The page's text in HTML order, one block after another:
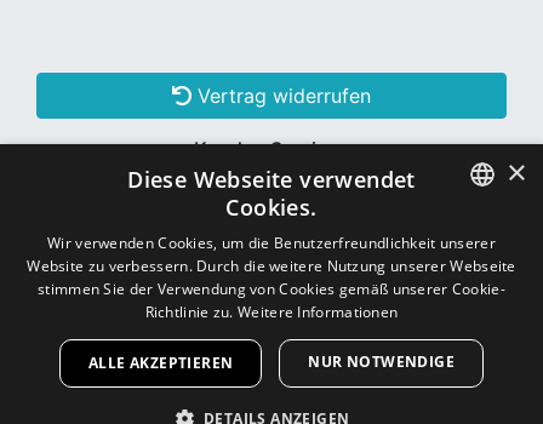
Vertrag widerrufen
Kunden Services
Konto erstellen
Schon Kunde? Einloggen
Copyright © 2026 CNC - Online Shop
GERMAN
×
Diese Webseite verwendet
Cookies.
Wir verwenden Cookies, um die Benutzerfreundlichkeit unserer
Website zu verbessern. Durch die weitere Nutzung unserer Webseite
stimmen Sie der Verwendung von Cookies gemäß unserer Cookie-
Richtlinie zu. Weitere Informationen
ALLE AKZEPTIEREN NUR NOTWENDIGE
DETAILS ANZEIGEN